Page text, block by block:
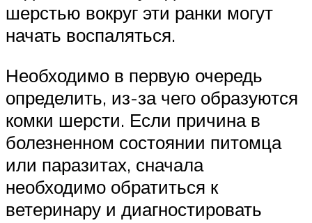
шерстью вокруг эти ранки могут
начать воспаляться.
Необходимо в первую очередь
определить, из-за чего образуются
комки шерсти. Если причина в
болезненном состоянии питомца
или паразитах, сначала
необходимо обратиться к
ветеринару и диагностировать